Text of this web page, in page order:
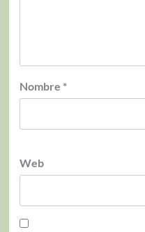
Nombre *
Web